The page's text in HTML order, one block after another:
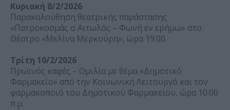
Κυριακή 8/2/2026
Παρακολούθηση θεατρικής παράστασης
«Πατροκοσμάς ο Αιτωλός – Φωνή εν ερήμω» στο
Θέατρο «Μελίνα Μερκούρη», ώρα 19:00.
Τρίτη 10/2/2026
Πρωινός καφές – Ομιλία με θέμα «Δημοτικό
Φαρμακείο» από την Κοινωνική Λειτουργό και τον
φαρμακοποιό του Δημοτικού Φαρμακείου, ώρα 10:00
π.μ.